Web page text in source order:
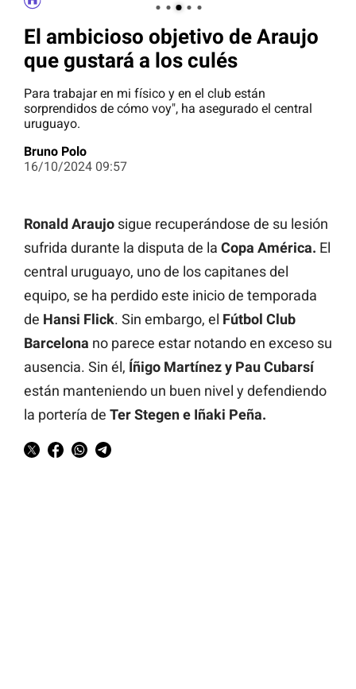
El ambicioso objetivo de Araujo
que gustará a los culés
Para trabajar en mi físico y en el club están
sorprendidos de cómo voy", ha asegurado el central
uruguayo.
Bruno Polo
16/10/2024 09:57
Ronald Araujo sigue recuperándose de su lesión
sufrida durante la disputa de la Copa América. El
central uruguayo, uno de los capitanes del
equipo, se ha perdido este inicio de temporada
de Hansi Flick. Sin embargo, el Fútbol Club
Barcelona no parece estar notando en exceso su
ausencia. Sin él, Íñigo Martínez y Pau Cubarsí
están manteniendo un buen nivel y defendiendo
la portería de Ter Stegen e Iñaki Peña.